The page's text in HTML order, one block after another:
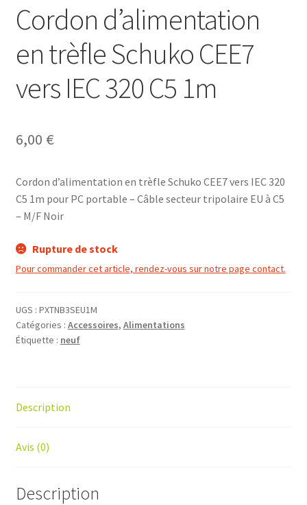
Cordon d’alimentation
en trèfle Schuko CEE7
vers IEC 320 C5 1m
6,00 €
Cordon d’alimentation en trèfle Schuko CEE7 vers IEC 320
C5 1m pour PC portable – Câble secteur tripolaire EU à C5
– M/F Noir
Rupture de stock
Pour commander cet article, rendez-vous sur notre page contact.
UGS : PXTNB3SEU1M
Catégories : Accessoires, Alimentations
Étiquette : neuf
Description
Avis (0)
Description